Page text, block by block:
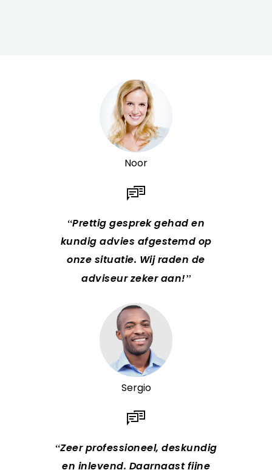
Noor
Prettig gesprek gehad en
kundig advies afgestemd op
onze situatie. Wij raden de
adviseur zeker aan!
Sergio
Zeer professioneel, deskundig
en inlevend. Daarnaast fijne